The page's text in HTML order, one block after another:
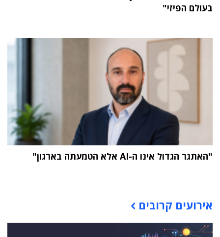
בעולם הפיזי"
"האתגר הגדול אינו ה-AI אלא הטמעתה בארגון"
אירועים קרובים